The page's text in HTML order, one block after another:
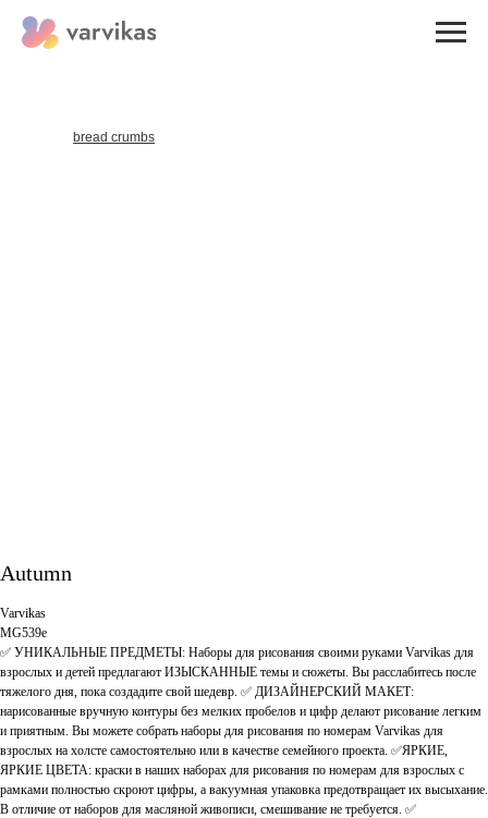
bread crumbs
Autumn
Varvikas
MG539e
✅ УНИКАЛЬНЫЕ ПРЕДМЕТЫ: Наборы для рисования своими руками Varvikas для
взрослых и детей предлагают ИЗЫСКАННЫЕ темы и сюжеты. Вы расслабитесь после
тяжелого дня, пока создадите свой шедевр. ✅ ДИЗАЙНЕРСКИЙ МАКЕТ:
нарисованные вручную контуры без мелких пробелов и цифр делают рисование легким
и приятным. Вы можете собрать наборы для рисования по номерам Varvikas для
взрослых на холсте самостоятельно или в качестве семейного проекта. ✅ЯРКИЕ,
ЯРКИЕ ЦВЕТА: краски в наших наборах для рисования по номерам для взрослых с
рамками полностью скроют цифры, а вакуумная упаковка предотвращает их высыхание.
В отличие от наборов для масляной живописи, смешивание не требуется. ✅